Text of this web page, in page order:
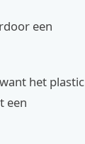
een
het plastic
een